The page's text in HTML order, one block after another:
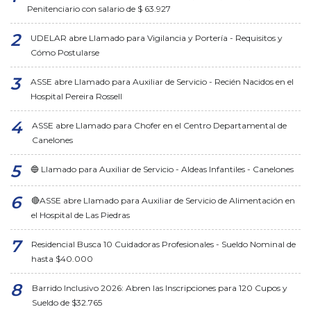
Penitenciario con salario de $ 63.927
UDELAR abre Llamado para Vigilancia y Portería - Requisitos y
Cómo Postularse
ASSE abre Llamado para Auxiliar de Servicio - Recién Nacidos en el
Hospital Pereira Rossell
ASSE abre Llamado para Chofer en el Centro Departamental de
Canelones
🔵 Llamado para Auxiliar de Servicio - Aldeas Infantiles - Canelones
🔴ASSE abre Llamado para Auxiliar de Servicio de Alimentación en
el Hospital de Las Piedras
Residencial Busca 10 Cuidadoras Profesionales - Sueldo Nominal de
hasta $40.000
Barrido Inclusivo 2026: Abren las Inscripciones para 120 Cupos y
Sueldo de $32.765